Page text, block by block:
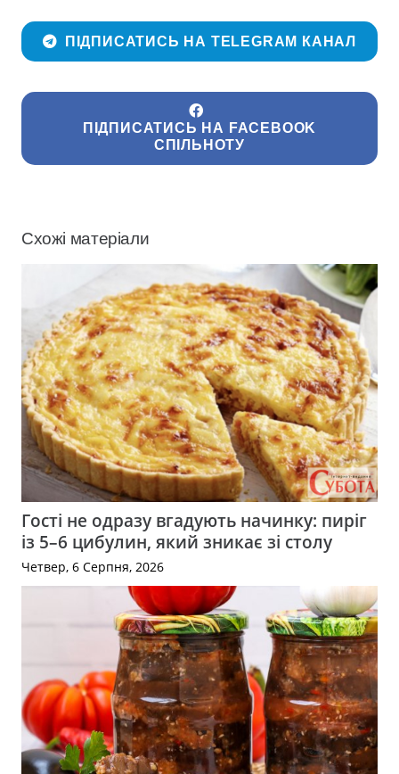
ПІДПИСАТИСЬ НА TELEGRAM КАНАЛ
ПІДПИСАТИСЬ НА FACEBOOK
СПІЛЬНОТУ
Схожі матеріали
Гості не одразу вгадують начинку: пиріг
із 5–6 цибулин, який зникає зі столу
Четвер, 6 Серпня, 2026